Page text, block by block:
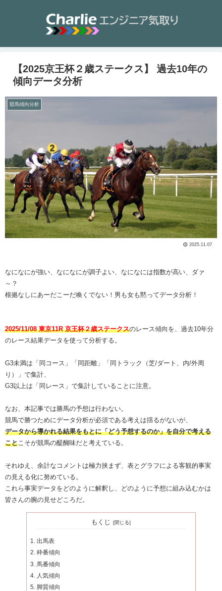
【2025京王杯２歳ステークス】 過去10年の
傾向データ分析
競馬傾向分析
2025.11.07
なになにが強い、なになにが調子よい、なになには指数が高い、ダァ
～？
根拠なしにあーだこーだ喚くでない！男も女も黙ってデータ分析！
2025/11/08 東京11R 京王杯２歳ステークスのレース傾向を、過去10年分
のレース結果データを使って分析する。
G3未満は「同コース」「同距離」「同トラック（芝/ダート、内/外周
り）」で集計、
G3以上は「同レース」で集計していることに注意。
なお、本記事では勝馬の予想は行わない。
競馬で勝つためにデータ分析が必須である考えは揺るがないが、
データから導かれる結果をもとに「どう予想するのか」を自分で考える
こと こそが競馬の醍醐味だと考えている。
それゆえ、余計なコメントは極力挟まず、表とグラフによる客観的事実
の見える化に努めている。
これら事実データをどのように解釈し、どのように予想に組み込むかは
皆さんの腕の見せどころだ。
もくじ
出馬表
枠番傾向
馬番傾向
人気傾向
脚質傾向